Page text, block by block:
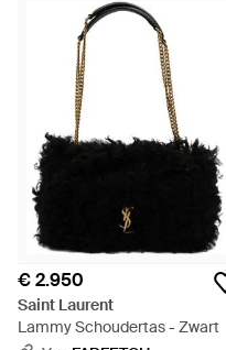
€ 2.950
Saint Laurent
Lammy Schoudertas - Zwart